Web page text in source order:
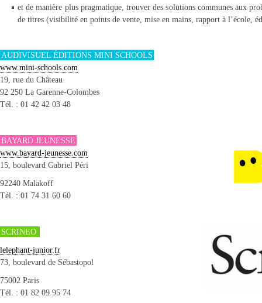
et de manière plus pragmatique, trouver des solutions communes aux
de titres (visibilité en points de vente, mise en mains, rapport à l’école,
AUDIVISUEL ÉDITIONS MINI SCHOOLS
www.mini-schools.com
19, rue du Château
92 250 La Garenne-Colombes
Tél. : 01 42 42 03 48
BAYARD JEUNESSE
www.bayard-jeunesse.com
15, boulevard Gabriel Péri
92240 Malakoff
Tél. : 01 74 31 60 60
SCRINEO
lelephant-junior.fr
73, boulevard de Sébastopol
75002 Paris
Tél. : 01 82 09 95 74